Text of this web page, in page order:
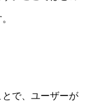
で、ユーザーが